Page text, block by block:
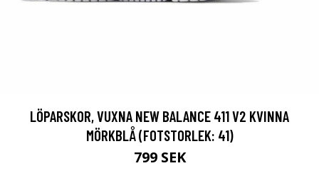
LÖPARSKOR, VUXNA NEW BALANCE 411 V2 KVINNA
MÖRKBLÅ (FOTSTORLEK: 41)
799 SEK